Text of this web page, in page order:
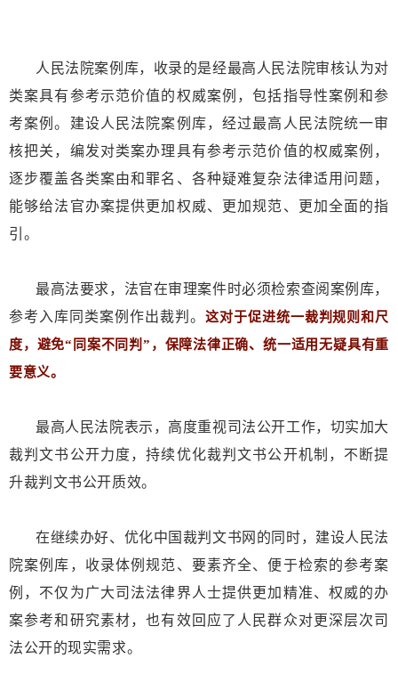
人民法院案例库，收录的是经最高人民法院审核认为对
类案具有参考示范价值的权威案例，包括指导性案例和参
考案例。建设人民法院案例库，经过最高人民法院统一审
核把关，编发对类案办理具有参考示范价值的权威案例，
逐步覆盖各类案由和罪名、各种疑难复杂法律适用问题，
能够给法官办案提供更加权威、更加规范、更加全面的指
引。
最高法要求，法官在审理案件时必须检索查阅案例库，
参考入库同类案例作出裁判。 这对于促进统一裁判规则和尺
度，避免“同案不同判”，保障法律正确、统一适用无疑具有重
要意义。
最高人民法院表示，高度重视司法公开工作，切实加大
裁判文书公开力度，持续优化裁判文书公开机制，不断提
升裁判文书公开质效。
在继续办好、优化中国裁判文书网的同时，建设人民法
院案例库，收录体例规范、要素齐全、便于检索的参考案
例，不仅为广大司法法律界人士提供更加精准、权威的办
案参考和研究素材，也有效回应了人民群众对更深层次司
法公开的现实需求。